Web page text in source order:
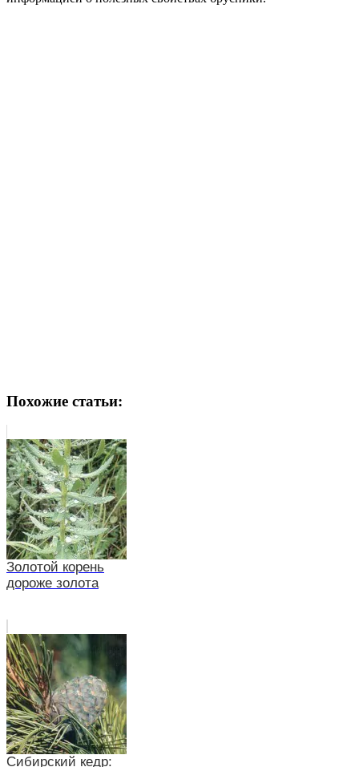
Похожие статьи:
Золотой корень
дороже золота
Сибирский кедр: